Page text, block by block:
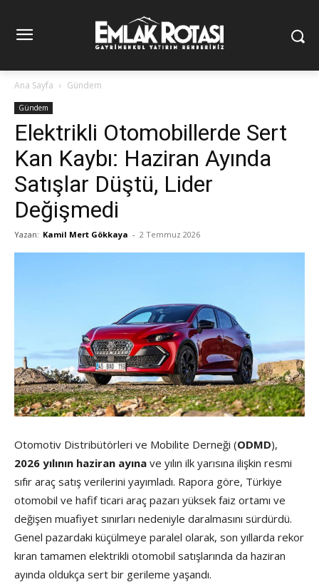
Ana Sayfa Gündem
Gündem
Elektrikli Otomobillerde Sert
Kan Kaybı: Haziran Ayında
Satışlar Düştü, Lider
Değişmedi
Yazan: Kamil Mert Gökkaya - 2 Temmuz 2026
Otomotiv Distribütörleri ve Mobilite Derneği (ODMD),
2026 yılının haziran ayına ve yılın ilk yarısına ilişkin resmi
sıfır araç satış verilerini yayımladı. Rapora göre, Türkiye
otomobil ve hafif ticari araç pazarı yüksek faiz ortamı ve
değişen muafiyet sınırları nedeniyle daralmasını sürdürdü.
Genel pazardaki küçülmeye paralel olarak, son yıllarda rekor
kıran tamamen elektrikli otomobil satışlarında da haziran
ayında oldukça sert bir gerileme yaşandı.